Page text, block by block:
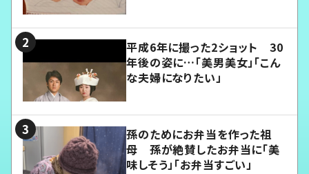
平成6年に撮った2ショット 30
年後の姿に…「美男美女」「こん
な夫婦になりたい」
孫のためにお弁当を作った祖
母 孫が絶賛したお弁当に「美
味しそう」「お弁当すごい」